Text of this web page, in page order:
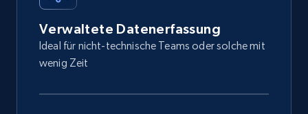
Verwaltete Datenerfassung
Ideal für nicht-technische Teams oder solche mit
wenig Zeit